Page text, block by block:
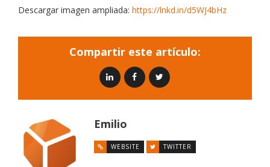
Descargar imagen ampliada: https://lnkd.in/d5WJ4bHz
Compartir este artículo:
Emilio
WEBSITE TWITTER